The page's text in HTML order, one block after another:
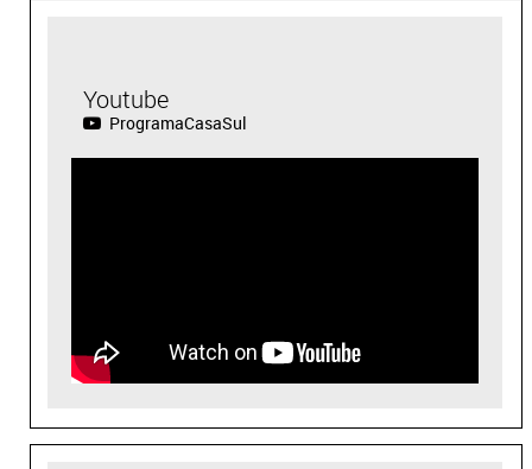
Youtube
ProgramaCasaSul